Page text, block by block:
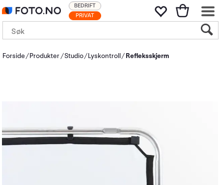
PRIVAT
BEDRIFT
Forside Produkter Studio Lyskontroll Refleksskjerm